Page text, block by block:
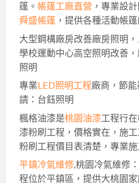
篷。 帳篷工廠直營 ，專業設
舜盛帳篷，提供各種活動帳
大型鋼構廠房改善廠房照明，
學校運動中心高空照明改善
照明
專業LED照明工程廠商，節
請：台鈺照明
楓格油漆是桃園油漆工程行
漆粉刷工程，價格實在，施
粉刷工程價目表清楚，專業施
平鎮冷氣維修,桃園冷氣維修：
程位於平鎮區，提供大桃園家